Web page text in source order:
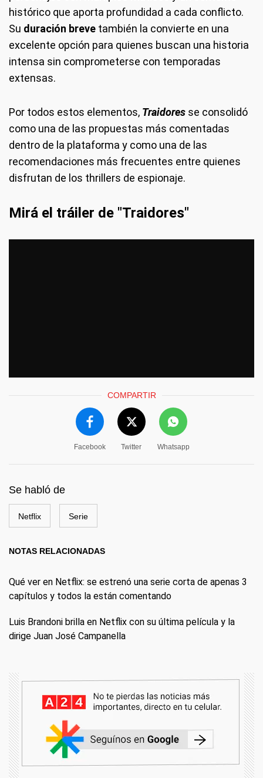
histórico que aporta profundidad a cada conflicto.
Su duración breve también la convierte en una
excelente opción para quienes buscan una historia
intensa sin comprometerse con temporadas
extensas.
Por todos estos elementos, Traidores se consolidó
como una de las propuestas más comentadas
dentro de la plataforma y como una de las
recomendaciones más frecuentes entre quienes
disfrutan de los thrillers de espionaje.
Mirá el tráiler de "Traidores"
COMPARTIR
Facebook Twitter Whatsapp
Se habló de
Netflix Serie
NOTAS RELACIONADAS
Qué ver en Netflix: se estrenó una serie corta de apenas 3
capítulos y todos la están comentando
Luis Brandoni brilla en Netflix con su última película y la
dirige Juan José Campanella